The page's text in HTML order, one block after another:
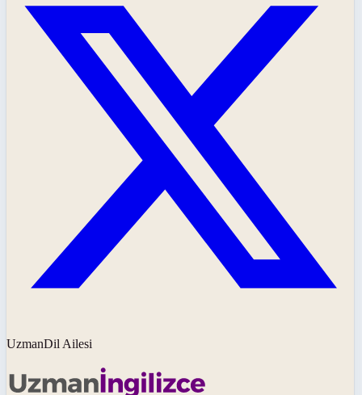
UzmanDil Ailesi